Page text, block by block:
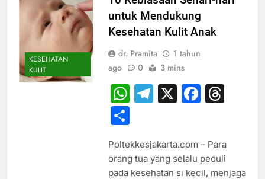
KESEHATAN
KULIT
untuk Mendukung
Kesehatan Kulit Anak
dr. Pramita
1 tahun
ago
0 3 mins
WhatsApp
Telegram
X
Share
Poltekkesjakarta.com – Para
orang tua yang selalu peduli
pada kesehatan si kecil, menjaga